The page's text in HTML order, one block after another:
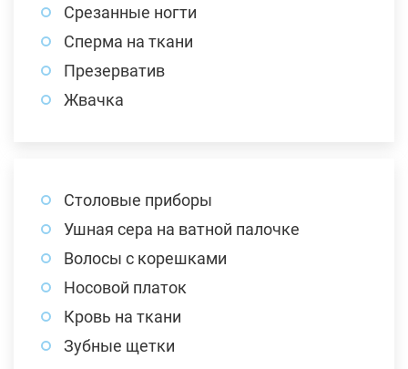
Срезанные ногти
Сперма на ткани
Презерватив
Жвачка
Столовые приборы
Ушная сера на ватной палочке
Волосы с корешками
Носовой платок
Кровь на ткани
Зубные щетки